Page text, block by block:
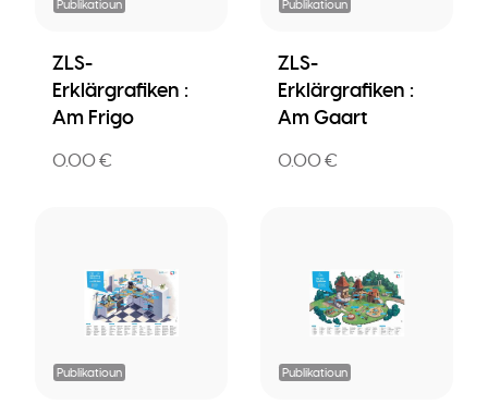
Publikatioun
ZLS-
Erklärgrafiken :
Am Frigo
0.00 €
Publikatioun
ZLS-
Erklärgrafiken :
Am Gaart
0.00 €
Publikatioun Publikatioun